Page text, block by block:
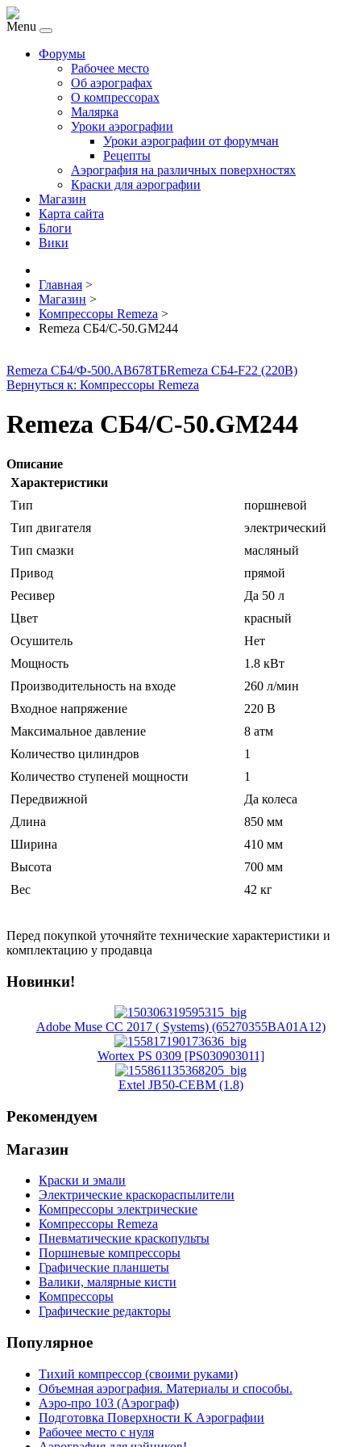
Menu
Форумы
Рабочее место
Об аэрографах
О компрессорах
Малярка
Уроки аэрографии
Уроки аэрографии от форумчан
Рецепты
Аэрография на различных поверхностях
Краски для аэрографии
Магазин
Карта сайта
Блоги
Вики
Главная >
Магазин >
Компрессоры Remeza >
Remeza СБ4/С-50.GM244
Remeza СБ4/Ф-500.AB678ТБRemeza СБ4-F22 (220В)
Вернуться к: Компрессоры Remeza
Remeza СБ4/С-50.GM244
Описание
Характеристики
Тип
поршневой
Тип двигателя
электрический
Тип смазки
масляный
Привод
прямой
Ресивер
Да 50 л
Цвет
красный
Осушитель
Нет
Мощность
1.8 кВт
Производительность на входе
260 л/мин
Входное напряжение
220 В
Максимальное давление
8 атм
Количество цилиндров
1
Количество ступеней мощности
1
Передвижной
Да колеса
Длина
850 мм
Ширина
410 мм
Высота
700 мм
Вес
42 кг
Перед покупкой уточняйте технические характеристики и
комплектацию у продавца
Новинки!
Adobe Muse CC 2017 ( Systems) (65270355BA01A12)
Wortex PS 0309 [PS030903011]
Extel JB50-CEBM (1.8)
Рекомендуем
Магазин
Краски и эмали
Электрические краскораспылители
Компрессоры электрические
Компрессоры Remeza
Пневматические краскопульты
Поршневые компрессоры
Графические планшеты
Валики, малярные кисти
Компрессоры
Графические редакторы
Популярное
Тихий компрессор (своими руками)
Объемная аэрография. Материалы и способы.
Аэро-про 103 (Аэрограф)
Подготовка Поверхности К Аэрографии
Рабочее место с нуля